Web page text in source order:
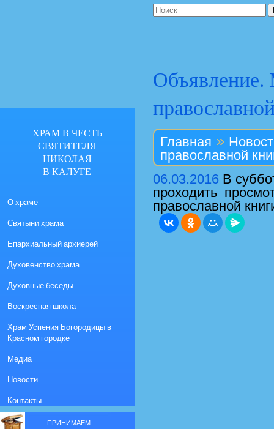
Главная »
православной
06.03.2016 В
проходить
православной
ХРАМ В ЧЕСТЬ
СВЯТИТЕЛЯ
НИКОЛАЯ
В КАЛУГЕ
О храме
Святыни храма
Епархиальный архиерей
Духовенство храма
Духовные беседы
Воскресная школа
Храм Успения Богородицы в
Красном городке
Медиа
Новости
Контакты
ПРИНИМАЕМ